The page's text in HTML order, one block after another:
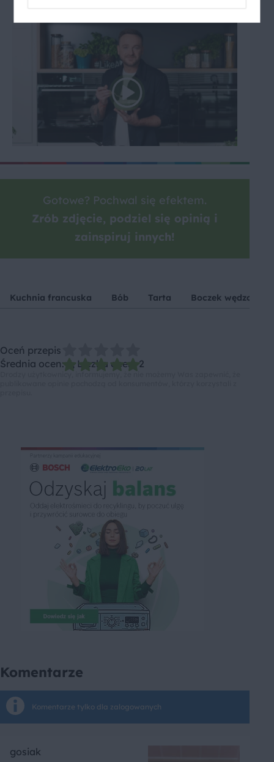
Gotowe? Pochwal się efektem.
Zrób zdjęcie, podziel się opinią i
zainspiruj innych!
Kuchnia francuska Bób Tarta Boczek wędzony
Oceń przepis
Średnia ocen: 5, Liczba ocen: 2
Komentarze
Komentarze tylko dla zalogowanych
gosiak